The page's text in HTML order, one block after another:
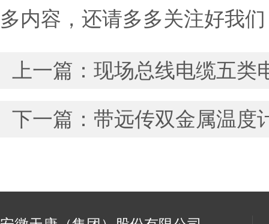
多内容，还请多多关注好我
上一篇： 现场总线电缆五类
下一篇： 带远传双金属温度